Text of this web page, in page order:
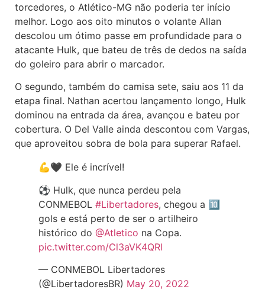
torcedores, o Atlético-MG não poderia ter início
melhor. Logo aos oito minutos o volante Allan
descolou um ótimo passe em profundidade para o
atacante Hulk, que bateu de três de dedos na saída
do goleiro para abrir o marcador.
O segundo, também do camisa sete, saiu aos 11 da
etapa final. Nathan acertou lançamento longo, Hulk
dominou na entrada da área, avançou e bateu por
cobertura. O Del Valle ainda descontou com Vargas,
que aproveitou sobra de bola para superar Rafael.
💪🖤 Ele é incrível!
⚽️ Hulk, que nunca perdeu pela
CONMEBOL #Libertadores, chegou a 🔟
gols e está perto de ser o artilheiro
histórico do @Atletico na Copa.
pic.twitter.com/Cl3aVK4QRl
— CONMEBOL Libertadores
(@LibertadoresBR) May 20, 2022